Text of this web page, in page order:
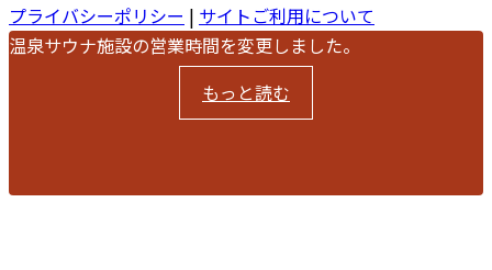
プライバシーポリシー | サイトご利用について
温泉サウナ施設の営業時間を変更しました。
もっと読む